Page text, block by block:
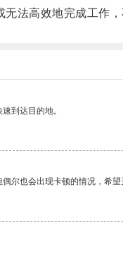
高效地完成工作，
到达目的地。
尔也会出现卡顿的情况，希望